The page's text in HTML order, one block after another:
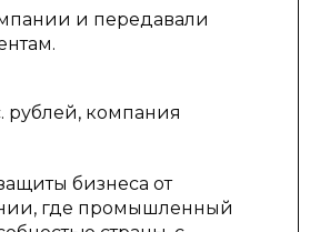
и передавали
рублей, компания
бизнеса от
где промышленный